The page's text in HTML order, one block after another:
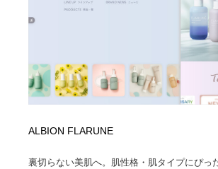
ALBION FLARUNE
裏切らない美肌へ。肌性格・肌タイプにぴっ